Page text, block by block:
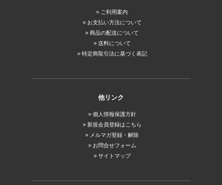
ご利用案内
お支払い方法について
商品の配送について
送料について
特定商取引法に基づく表記
他リンク
個人情報保護方針
新規会員登録はこちら
メルマガ登録・解除
お問合せフォーム
サイトマップ